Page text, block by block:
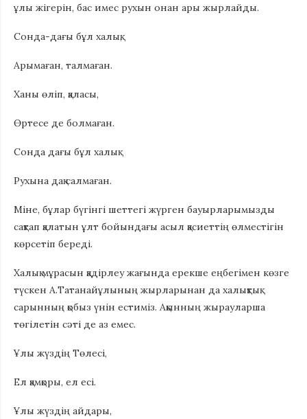
ұлы жігерін, бас имес рухын онан ары жырлайды.
Сонда-дағы бұл халық,
Арымаған, талмаған.
Ханы өліп, қаласы,
Өртесе де болмаған.
Сонда дағы бұл халық
Рухына дақ салмаған.
Міне, бұлар бүгінгі шеттегі жүрген бауырларымызды
сақтап қалатын ұлт бойындағы асыл қасиеттің өлместігін
көрсетіп береді.
Халық мұрасын қадірлеу жағында ерекше еңбегімен көзге
түскен А.Татанайұлының жырларынан да халықтық
сарынның қобыз үнін естиміз. Ақынның жырауларша
төгілетін сәті де аз емес.
Ұлы жүздің Төлесі,
Ел қамқоры, ел есі.
Ұлы жүздің айдары,